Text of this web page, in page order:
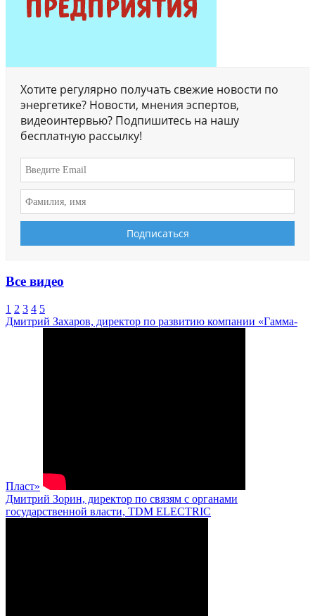
Хотите регулярно получать свежие новости по
энергетике? Новости, мнения эспертов,
видеоинтервью? Подпишитесь на нашу
бесплатную рассылку!
Все видео
1 2 3 4 5
Дмитрий Захаров, директор по развитию компании «Гамма-
Пласт»
Дмитрий Зорин, директор по связям с органами
государственной власти, TDM ELECTRIC